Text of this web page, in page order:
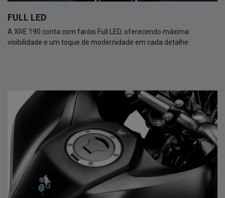
FULL LED
A XRE 190 conta com faróis Full LED, oferecendo máxima
visibilidade e um toque de modernidade em cada detalhe.